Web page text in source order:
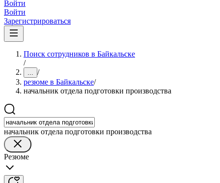
Войти
Войти
Зарегистрироваться
Поиск сотрудников в Байкальске
/
... /
резюме в Байкальске/
начальник отдела подготовки производства
начальник отдела подготовки производства
Резюме